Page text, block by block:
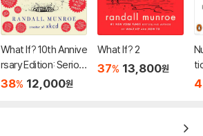
What If? 10th Annive
rsary Edition: Seriou
s Scientific Answers
38% 12,000원
What If? 2
37% 13,800원